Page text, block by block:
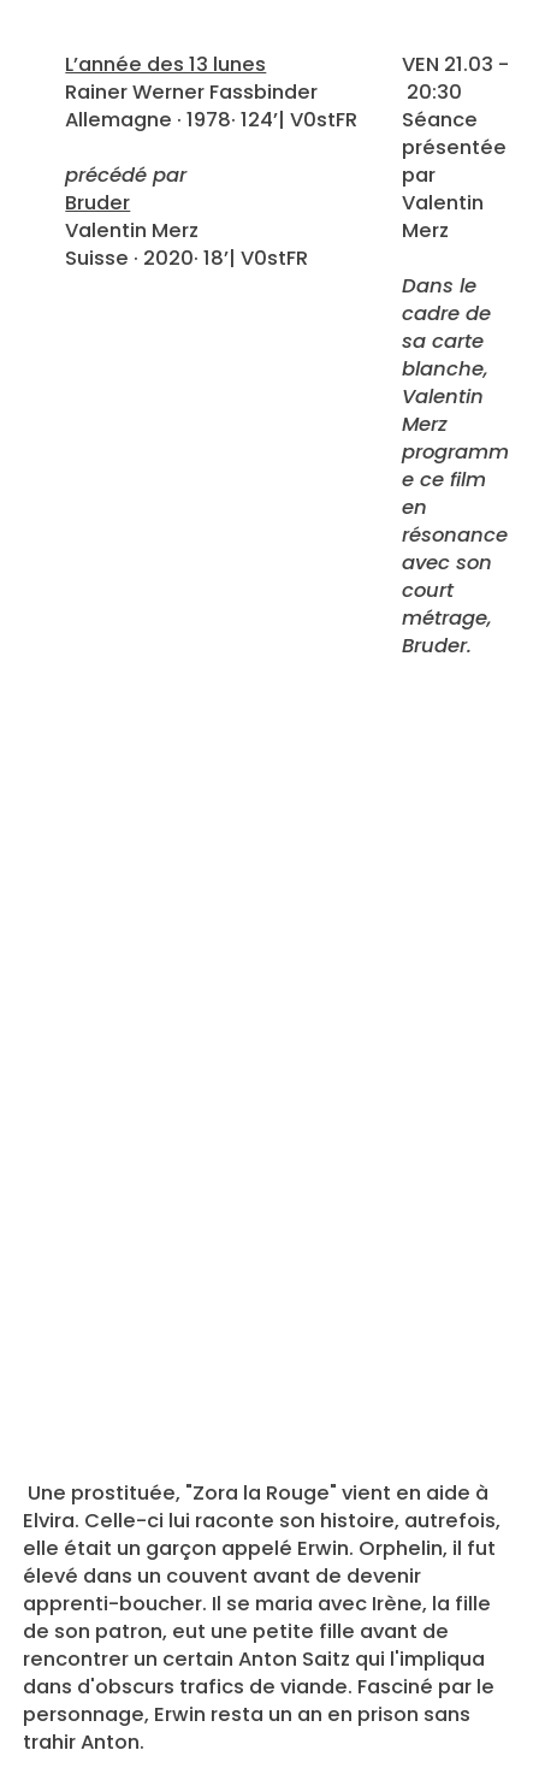
L’année des 13 lunes
Rainer Werner Fassbinder
Allemagne · 1978· 124’| V0stFR
précédé par
Bruder
Valentin Merz
Suisse · 2020· 18’| V0stFR
VEN 21.03 -
20:30
Séance
présentée
par
Valentin
Merz
Dans le
cadre de
sa carte
blanche,
Valentin
Merz
programm
e ce film
en
résonance
avec son
court
métrage,
Bruder.
Une prostituée, "Zora la Rouge" vient en aide à
Elvira. Celle-ci lui raconte son histoire, autrefois,
elle était un garçon appelé Erwin. Orphelin, il fut
élevé dans un couvent avant de devenir
apprenti-boucher. Il se maria avec Irène, la fille
de son patron, eut une petite fille avant de
rencontrer un certain Anton Saitz qui l'impliqua
dans d'obscurs trafics de viande. Fasciné par le
personnage, Erwin resta un an en prison sans
trahir Anton.